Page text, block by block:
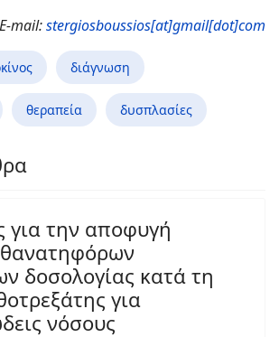
E-mail:stergiosboussios[at]gmail[dot]com
διάγνωση
θεραπεία δυσπλασίες
για την αποφυγή
δοσολογίας κατά τη
για
νόσους